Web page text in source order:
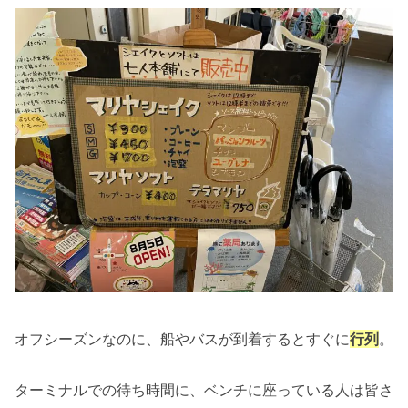
オフシーズンなのに、船やバスが到着するとすぐに行列。
ターミナルでの待ち時間に、ベンチに座っている人は皆さ